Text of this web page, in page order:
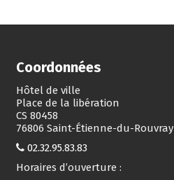
Coordonnées
Hôtel de ville
Place de la libération
CS 80458
76806 Saint-Étienne-du-Rouvray
02.32.95.83.83
Horaires d’ouverture :